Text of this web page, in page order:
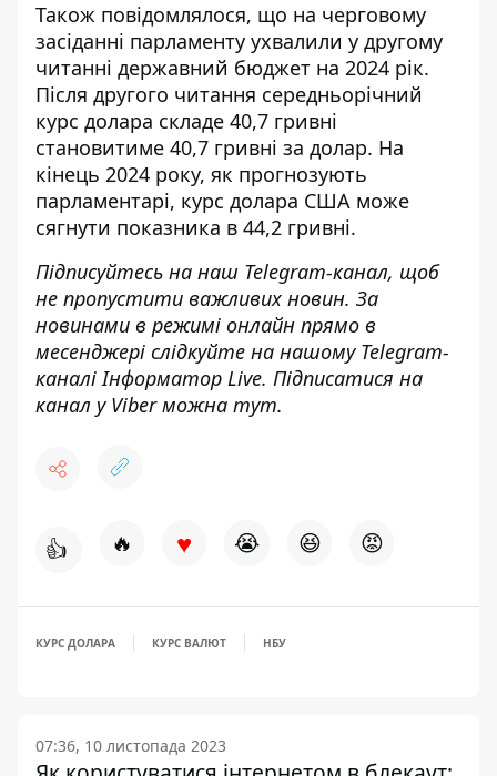
Також повідомлялося, що на черговому
засіданні парламенту ухвалили у другому
читанні державний бюджет на 2024 рік.
Після другого читання середньорічний
курс долара складе 40,7 гривні
становитиме 40,7 гривні за долар. На
кінець 2024 року, як прогнозують
парламентарі, курс долара США може
сягнути показника в 44,2 гривні.
Підписуйтесь на наш Telegram-канал, щоб
не пропустити важливих новин. За
новинами в режимі онлайн прямо в
месенджері слідкуйте на нашому Telegram-
каналіІнформатор Live. Підписатися на
канал у Viber можна тут.
👍 🔥 ♥ 😭 😆 😡
КУРС ДОЛАРА КУРС ВАЛЮТ НБУ
07:36, 10 листопада 2023